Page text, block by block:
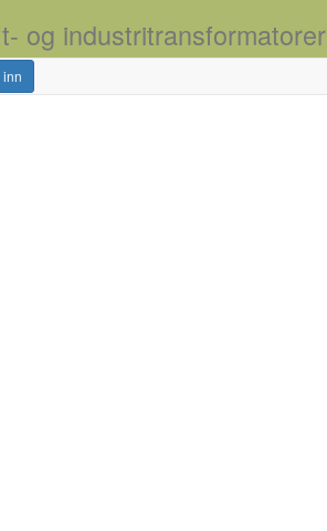
og industritransformatorer
inn